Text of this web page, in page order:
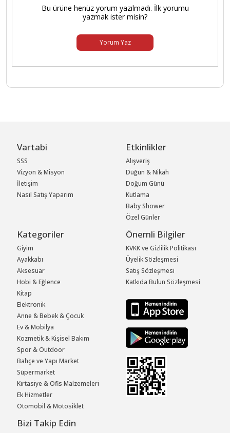
Bu ürüne henüz yorum yazılmadı. İlk yorumu
yazmak ister misin?
Yorum Yaz
Vartabi
SSS
Vizyon & Misyon
İletişim
Nasıl Satış Yaparım
Etkinlikler
Alışveriş
Düğün & Nikah
Doğum Günü
Kutlama
Baby Shower
Özel Günler
Kategoriler
Giyim
Ayakkabı
Aksesuar
Hobi & Eğlence
Kitap
Elektronik
Anne & Bebek & Çocuk
Ev & Mobilya
Kozmetik & Kişisel Bakım
Spor & Outdoor
Bahçe ve Yapı Market
Süpermarket
Kırtasiye & Ofis Malzemeleri
Ek Hizmetler
Otomobil & Motosiklet
Önemli Bilgiler
KVKK ve Gizlilik Politikası
Üyelik Sözleşmesi
Satış Sözleşmesi
Katkıda Bulun Sözleşmesi
Bizi Takip Edin